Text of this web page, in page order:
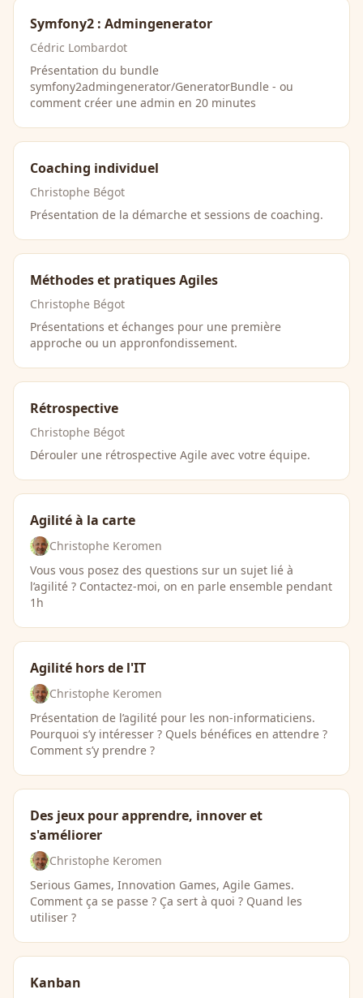
Symfony2 : Admingenerator
Cédric Lombardot
Présentation du bundle
symfony2admingenerator/GeneratorBundle - ou
comment créer une admin en 20 minutes
Coaching individuel
Christophe Bégot
Présentation de la démarche et sessions de coaching.
Méthodes et pratiques Agiles
Christophe Bégot
Présentations et échanges pour une première
approche ou un appronfondissement.
Rétrospective
Christophe Bégot
Dérouler une rétrospective Agile avec votre équipe.
Agilité à la carte
Christophe Keromen
Vous vous posez des questions sur un sujet lié à
l’agilité ? Contactez-moi, on en parle ensemble pendant
1h
Agilité hors de l'IT
Christophe Keromen
Présentation de l’agilité pour les non-informaticiens.
Pourquoi s’y intéresser ? Quels bénéfices en attendre ?
Comment s’y prendre ?
Des jeux pour apprendre, innover et
s'améliorer
Christophe Keromen
Serious Games, Innovation Games, Agile Games.
Comment ça se passe ? Ça sert à quoi ? Quand les
utiliser ?
Kanban